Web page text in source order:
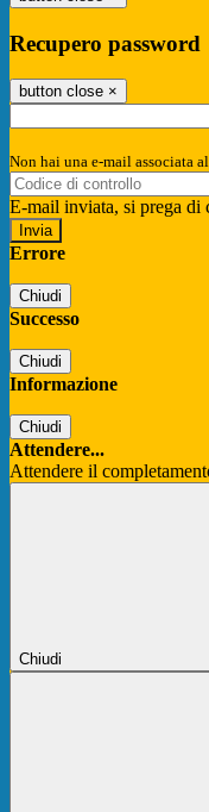
Recupero password
button close ×
Non hai una e-mail associata
E-mail inviata, si prega di
Errore
Chiudi
Successo
Chiudi
Informazione
Chiudi
Attendere...
Attendere il
Chiudi